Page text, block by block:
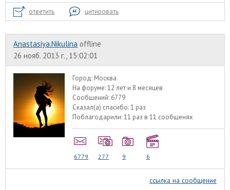
ответить цитировать
Anastasiya.Nikulina offline
26 нояб. 2013 г., 15:02:01
Город: Москва
На форуме:12 лет и 8 месяцев
Сообщений: 6779
Сказал(а) спасибо:1 раз
Поблагодарили:11 раз в 11 сообщенях
6779 277 9 6
ссылка на сообщение